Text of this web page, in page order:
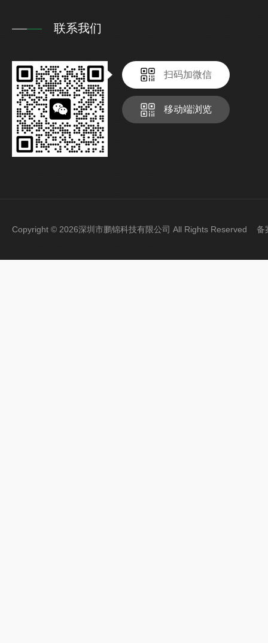
联系我们
扫码加微信
移动端浏览
Copyright © 2026深圳市鹏锦科技有限公司 All Rights Reserved 备